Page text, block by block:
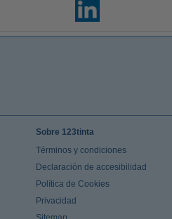
Sobre 123tinta
Términos y condiciones
Declaración de accesibilidad
Política de Cookies
Privacidad